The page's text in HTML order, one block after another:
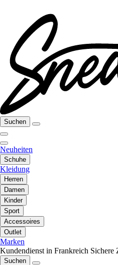
Suchen
Neuheiten
Schuhe
Kleidung
Herren
Damen
Kinder
Sport
Accessoires
Outlet
Marken
Kundendienst in Frankreich Sichere
Suchen